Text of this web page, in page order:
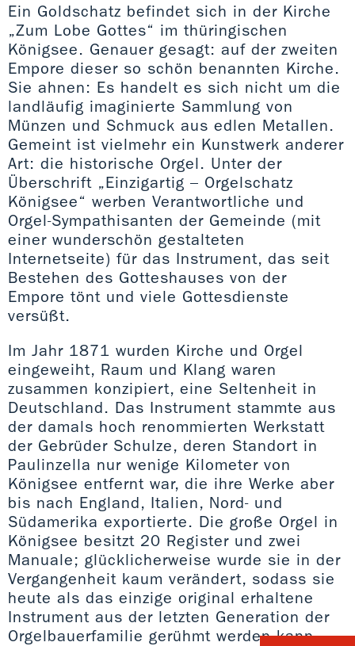
Ein Goldschatz befindet sich in der Kirche
„Zum Lobe Gottes“ im thüringischen
Königsee. Genauer gesagt: auf der zweiten
Empore dieser so schön benannten Kirche.
Sie ahnen: Es handelt es sich nicht um die
landläufig imaginierte Sammlung von
Münzen und Schmuck aus edlen Metallen.
Gemeint ist vielmehr ein Kunstwerk anderer
Art: die historische Orgel. Unter der
Überschrift „Einzigartig – Orgelschatz
Königsee“ werben Verantwortliche und
Orgel-Sympathisanten der Gemeinde (mit
einer wunderschön gestalteten
Internetseite) für das Instrument, das seit
Bestehen des Gotteshauses von der
Empore tönt und viele Gottesdienste
versüßt.
Im Jahr 1871 wurden Kirche und Orgel
eingeweiht, Raum und Klang waren
zusammen konzipiert, eine Seltenheit in
Deutschland. Das Instrument stammte aus
der damals hoch renommierten Werkstatt
der Gebrüder Schulze, deren Standort in
Paulinzella nur wenige Kilometer von
Königsee entfernt war, die ihre Werke aber
bis nach England, Italien, Nord- und
Südamerika exportierte. Die große Orgel in
Königsee besitzt 20 Register und zwei
Manuale; glücklicherweise wurde sie in der
Vergangenheit kaum verändert, sodass sie
heute als das einzige original erhaltene
Instrument aus der letzten Generation der
Orgelbauerfamilie gerühmt werden kann.